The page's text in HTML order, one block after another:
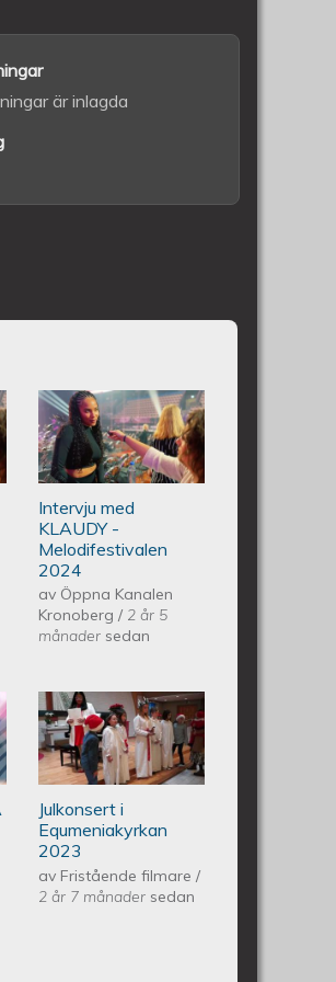
är inlagda
2024
OPEIA -
2024
Intervju med
KLAUDY -
Melodifestivalen
2024
Intervju med
KLAUDY -
Melodifestivalen
2024
av Öppna Kanalen
Kronoberg/ 2 år 5
månader sedan
Melodifestivalen
-
2024
Piano Marly
Azevedo
Andersson
Julkonsert
Julkonsert i
Equmeniakyrkan
2023
av Fristående filmare/
2 år 7 månader sedan